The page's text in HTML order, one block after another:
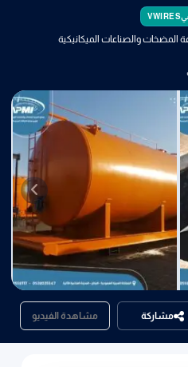
VWIRES
والصناعات الميكانيكية
مشاركة مشاهدة الفيديو